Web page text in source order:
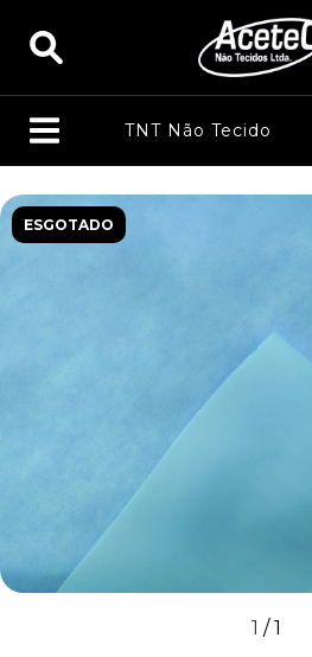
TNT Não Tecido
ESGOTADO
1 /1